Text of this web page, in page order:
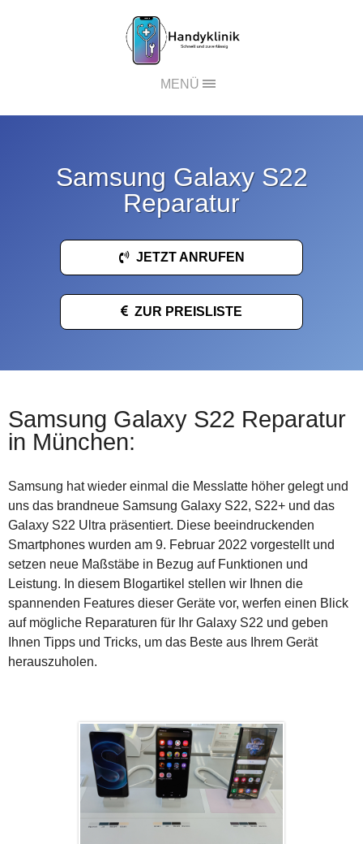
MENÜ
Samsung Galaxy S22
Reparatur
JETZT ANRUFEN
ZUR PREISLISTE
Samsung Galaxy S22 Reparatur
in München:
Samsung hat wieder einmal die Messlatte höher gelegt und
uns das brandneue Samsung Galaxy S22, S22+ und das
Galaxy S22 Ultra präsentiert. Diese beeindruckenden
Smartphones wurden am 9. Februar 2022 vorgestellt und
setzen neue Maßstäbe in Bezug auf Funktionen und
Leistung. In diesem Blogartikel stellen wir Ihnen die
spannenden Features dieser Geräte vor, werfen einen Blick
auf mögliche Reparaturen für Ihr Galaxy S22 und geben
Ihnen Tipps und Tricks, um das Beste aus Ihrem Gerät
herauszuholen.